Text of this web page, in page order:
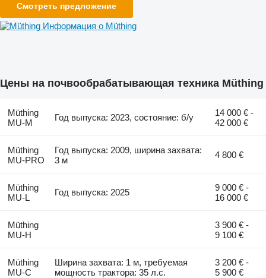
Смотреть предложение
Информация о Müthing
Цены на почвообрабатывающая техника Müthing
Müthing
MU-M
Год выпуска: 2023, состояние: б/у
14 000 € -
42 000 €
Müthing
MU-PRO
Год выпуска: 2009, ширина захвата:
3 м
4 800 €
Müthing
MU-L
Год выпуска: 2025
9 000 € -
16 000 €
Müthing
MU-H
3 900 € -
9 100 €
Müthing
MU-C
Ширина захвата: 1 м, требуемая
мощность трактора: 35 л.с.
3 200 € -
5 900 €